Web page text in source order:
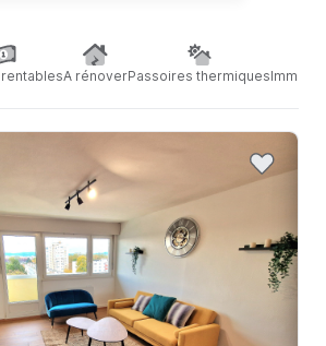
A rénoverPassoires thermiques